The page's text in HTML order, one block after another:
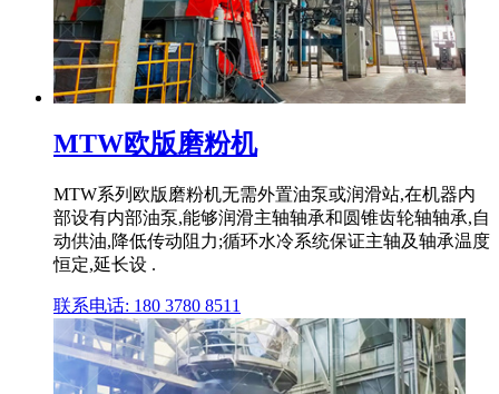
MTW欧版磨粉机
MTW系列欧版磨粉机无需外置油泵或润滑站,在机器内
部设有内部油泵,能够润滑主轴轴承和圆锥齿轮轴轴承,自
动供油,降低传动阻力;循环水冷系统保证主轴及轴承温度
恒定,延长设 .
联系电话: 180 3780 8511